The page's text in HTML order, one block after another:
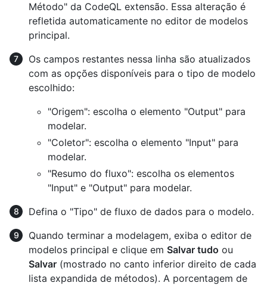
Método" da CodeQL extensão. Essa alteração é
refletida automaticamente no editor de modelos
principal.
Os campos restantes nessa linha são atualizados
com as opções disponíveis para o tipo de modelo
escolhido:
"Origem": escolha o elemento "Output" para
modelar.
"Coletor": escolha o elemento "Input" para
modelar.
"Resumo do fluxo": escolha os elementos
"Input" e "Output" para modelar.
Defina o "Tipo" de fluxo de dados para o modelo.
Quando terminar a modelagem, exiba o editor de
modelos principal e clique em Salvar tudo ou
Salvar (mostrado no canto inferior direito de cada
lista expandida de métodos). A porcentagem de